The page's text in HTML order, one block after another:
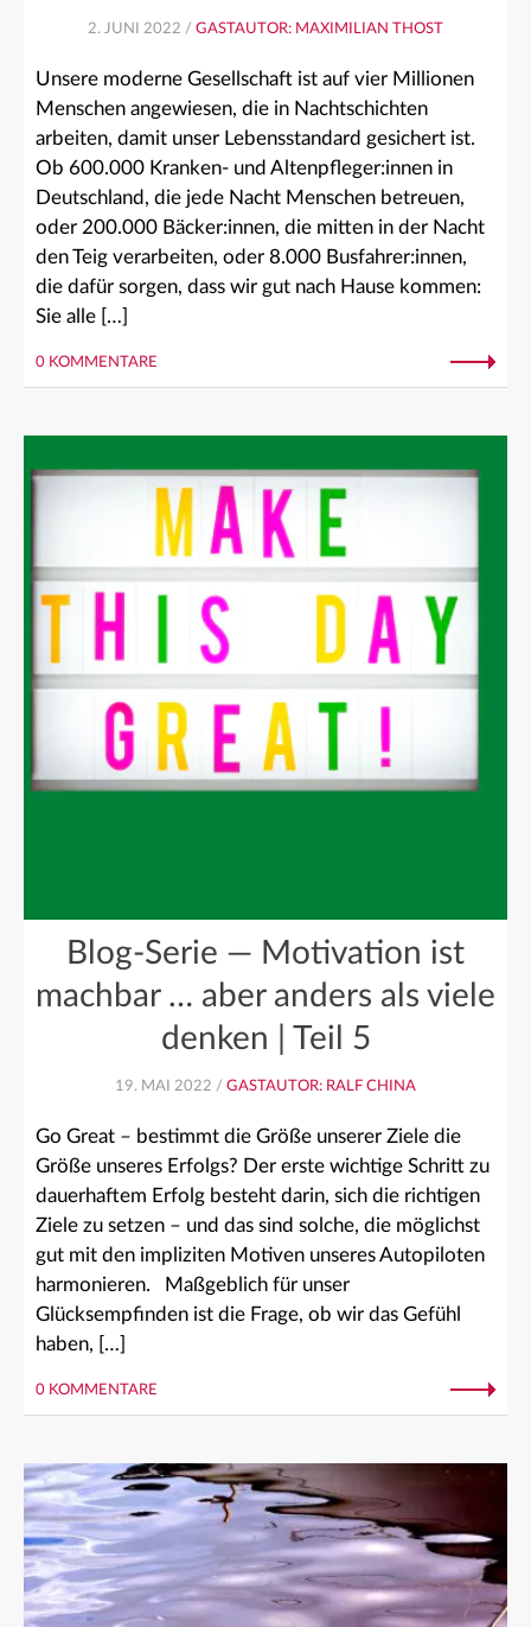
2. JUNI 2022 / GASTAUTOR: MAXIMILIAN THOST
Unsere moderne Gesellschaft ist auf vier Millionen
Menschen angewiesen, die in Nachtschichten
arbeiten, damit unser Lebensstandard gesichert ist.
Ob 600.000 Kranken- und Altenpfleger:innen in
Deutschland, die jede Nacht Menschen betreuen,
oder 200.000 Bäcker:innen, die mitten in der Nacht
den Teig verarbeiten, oder 8.000 Busfahrer:innen,
die dafür sorgen, dass wir gut nach Hause kommen:
Sie alle […]
0 KOMMENTARE
Blog-Serie — Motivation ist
machbar … aber anders als viele
denken | Teil 5
19. MAI 2022 / GASTAUTOR: RALF CHINA
Go Great – bestimmt die Größe unserer Ziele die
Größe unseres Erfolgs? Der erste wichtige Schritt zu
dauerhaftem Erfolg besteht darin, sich die richtigen
Ziele zu setzen – und das sind solche, die möglichst
gut mit den impliziten Motiven unseres Autopiloten
harmonieren. Maßgeblich für unser
Glücksempfinden ist die Frage, ob wir das Gefühl
haben, […]
0 KOMMENTARE